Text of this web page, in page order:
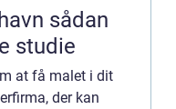
studie
at få malet i dit
der kan